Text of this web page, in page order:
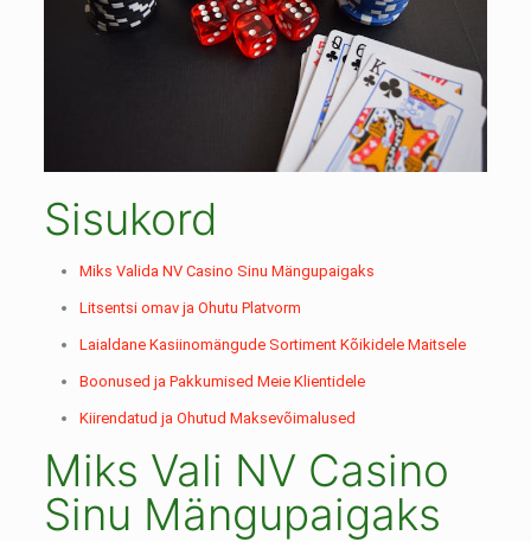
Sisukord
Miks Valida NV Casino Sinu Mängupaigaks
Litsentsi omav ja Ohutu Platvorm
Laialdane Kasiinomängude Sortiment Kõikidele Maitsele
Boonused ja Pakkumised Meie Klientidele
Kiirendatud ja Ohutud Maksevõimalused
Miks Vali NV Casino
Sinu Mängupaigaks